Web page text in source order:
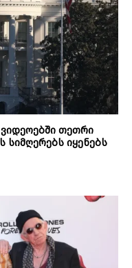
თეთრი
სიმღერებს იყენებს